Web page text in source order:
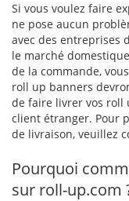
Si vous voulez faire
ne pose aucun
avec des entreprises
le marché
de la commande,
roll up banners
de faire livrer vos roll
client étranger. Pour
de livraison, veuillez
Pourquoi
sur roll-up.com